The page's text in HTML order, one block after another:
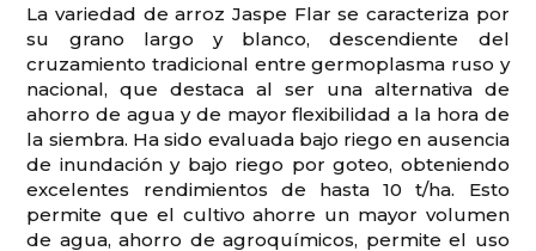
La variedad de arroz Jaspe Flar se caracteriza por
su grano largo y blanco, descendiente del
cruzamiento tradicional entre germoplasma ruso y
nacional, que destaca al ser una alternativa de
ahorro de agua y de mayor flexibilidad a la hora de
la siembra. Ha sido evaluada bajo riego en ausencia
de inundación y bajo riego por goteo, obteniendo
excelentes rendimientos de hasta 10 t/ha. Esto
permite que el cultivo ahorre un mayor volumen
de agua, ahorro de agroquímicos, permite el uso